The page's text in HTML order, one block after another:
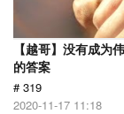
【越哥】没有成为
的答案
# 319
2020-11-17 11:18